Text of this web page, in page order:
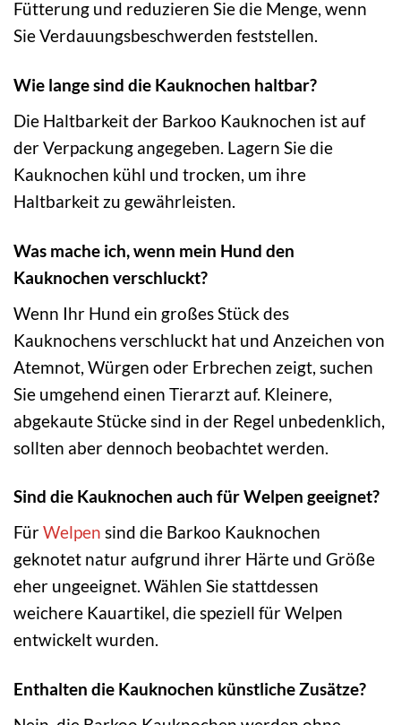
Fütterung und reduzieren Sie die Menge, wenn
Sie Verdauungsbeschwerden feststellen.
Wie lange sind die Kauknochen haltbar?
Die Haltbarkeit der Barkoo Kauknochen ist auf
der Verpackung angegeben. Lagern Sie die
Kauknochen kühl und trocken, um ihre
Haltbarkeit zu gewährleisten.
Was mache ich, wenn mein Hund den
Kauknochen verschluckt?
Wenn Ihr Hund ein großes Stück des
Kauknochens verschluckt hat und Anzeichen von
Atemnot, Würgen oder Erbrechen zeigt, suchen
Sie umgehend einen Tierarzt auf. Kleinere,
abgekaute Stücke sind in der Regel unbedenklich,
sollten aber dennoch beobachtet werden.
Sind die Kauknochen auch für Welpen geeignet?
FürWelpen sind die Barkoo Kauknochen
geknotet natur aufgrund ihrer Härte und Größe
eher ungeeignet. Wählen Sie stattdessen
weichere Kauartikel, die speziell für Welpen
entwickelt wurden.
Enthalten die Kauknochen künstliche Zusätze?